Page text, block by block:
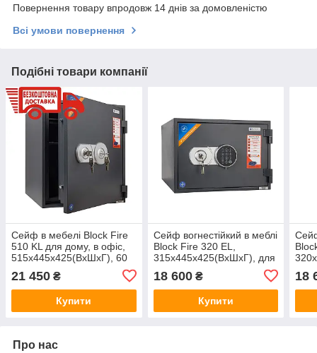
Повернення товару впродовж 14 днів за домовленістю
Всі умови повернення
Подібні товари компанії
Сейф в мебелі Block Fire
510 KL для дому, в офіс,
515х445х425(ВхШхГ), 60
ключовим замком
21 450 ₴
Купити
Сейф вогнестійкий в меблі
Block Fire 320 EL,
315х445х425(ВхШхГ), для
вогнестійкості, в офіс
18 600₴
Купити
18
Про нас